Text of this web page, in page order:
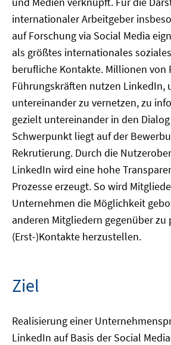
internationaler Arbeitgeber
auf Forschung via Social Media
als größtes internationales
berufliche Kontakte. Millionen von
Führungskräften nutzen LinkedIn,
untereinander zu vernetzen, zu
gezielt untereinander in den
Schwerpunkt liegt auf der
Rekrutierung. Durch die
LinkedIn wird eine hohe
Prozesse erzeugt. So wird
Unternehmen die Möglichkeit
anderen Mitgliedern gegenüber zu
(Erst-)Kontakte herzustellen.
Ziel
Realisierung einer
LinkedIn auf Basis der Social